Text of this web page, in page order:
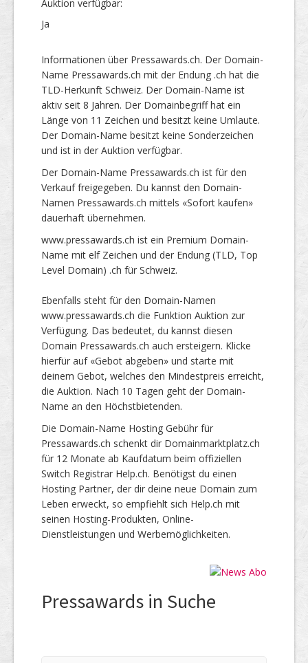
Auktion verfügbar:
Ja
Informationen über Pressawards.ch. Der Domain-
Name Pressawards.ch mit der Endung .ch hat die
TLD-Herkunft Schweiz. Der Domain-Name ist
aktiv seit 8 Jahren. Der Domainbegriff hat ein
Länge von 11 Zeichen und besitzt keine Umlaute.
Der Domain-Name besitzt keine Sonderzeichen
und ist in der Auktion verfügbar.
Der Domain-Name Pressawards.ch ist für den
Verkauf freigegeben. Du kannst den Domain-
Namen Pressawards.ch mittels «Sofort kaufen»
dauerhaft übernehmen.
www.pressawards.ch ist ein Premium Domain-
Name mit elf Zeichen und der Endung (TLD, Top
Level Domain) .ch für Schweiz.
Ebenfalls steht für den Domain-Namen
www.pressawards.ch die Funktion Auktion zur
Verfügung. Das bedeutet, du kannst diesen
Domain Pressawards.ch auch ersteigern. Klicke
hierfür auf «Gebot abgeben» und starte mit
deinem Gebot, welches den Mindestpreis erreicht,
die Auktion. Nach 10 Tagen geht der Domain-
Name an den Höchstbietenden.
Die Domain-Name Hosting Gebühr für
Pressawards.ch schenkt dir Domainmarktplatz.ch
für 12 Monate ab Kaufdatum beim offiziellen
Switch Registrar Help.ch. Benötigst du einen
Hosting Partner, der dir deine neue Domain zum
Leben erweckt, so empfiehlt sich Help.ch mit
seinen Hosting-Produkten, Online-
Dienstleistungen und Werbemöglichkeiten.
Pressawards in Suche